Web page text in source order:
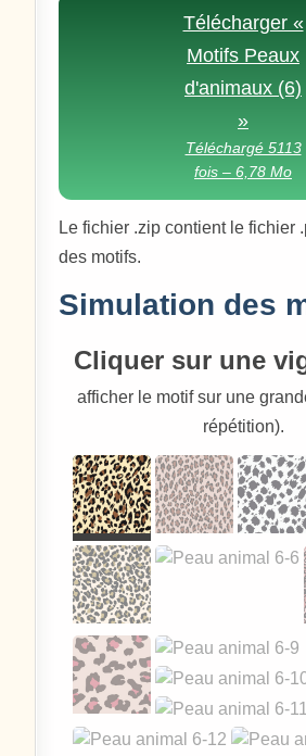
Télécharger «
Motifs Peaux
d'animaux (6)
»
Téléchargé 5113
fois – 6,78 Mo
Le fichier .zip contient le fichier
des motifs.
Simulation des
Cliquer sur une
afficher le motif sur une
répétition).